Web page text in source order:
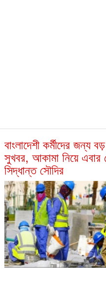
বাংলাদেশী কর্মীদের জন্য বড়
সুখবর, আকামা নিয়ে এবার
সিদ্ধান্ত সৌদির